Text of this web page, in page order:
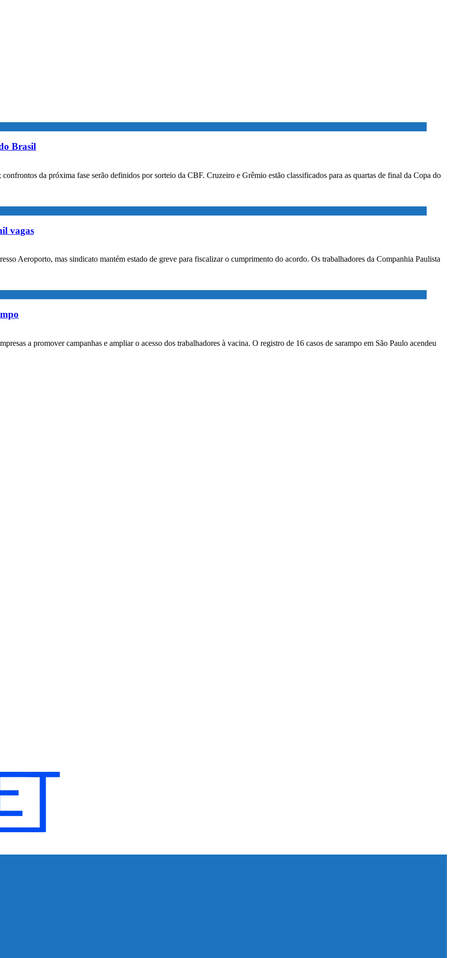
Brasil
da próxima fase serão definidos por sorteio da CBF. Cruzeiro e Grêmio estão classificados para as quartas de final da Copa do
vagas
Aeroporto, mas sindicato mantém estado de greve para fiscalizar o cumprimento do acordo. Os trabalhadores da Companhia Paulista
a promover campanhas e ampliar o acesso dos trabalhadores à vacina. O registro de 16 casos de sarampo em São Paulo acendeu